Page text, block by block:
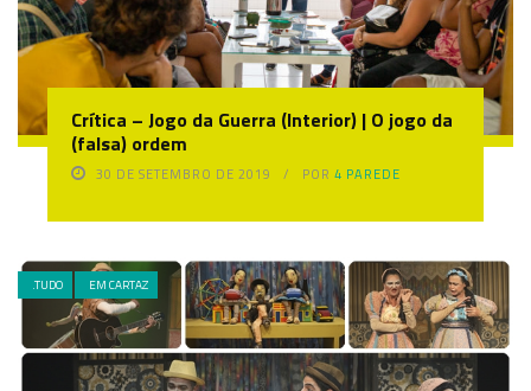
Crítica – Jogo da Guerra (Interior) | O jogo da
(falsa) ordem
30 DE SETEMBRO DE 2019 POR4 PAREDE
.TUDO EM CARTAZ